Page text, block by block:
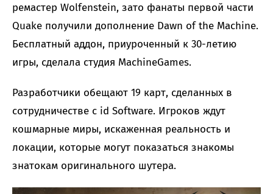
ремастер Wolfenstein, зато фанаты первой части
Quake получили дополнение Dawn of the Machine.
Бесплатный аддон, приуроченный к 30-летию
игры, сделала студия MachineGames.
Разработчики обещают 19 карт, сделанных в
сотрудничестве с id Software. Игроков ждут
кошмарные миры, искаженная реальность и
локации, которые могут показаться знакомы
знатокам оригинального шутера.